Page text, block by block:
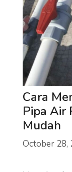
Cara
Pipa Air
Mudah
October 28,